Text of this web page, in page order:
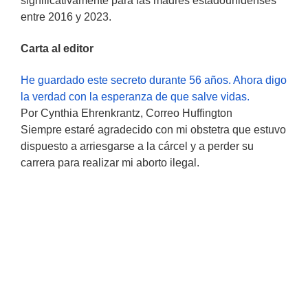
entre 2016 y 2023.
Carta al editor
He guardado este secreto durante 56 años. Ahora digo
la verdad con la esperanza de que salve vidas.
Por Cynthia Ehrenkrantz, Correo Huffington
Siempre estaré agradecido con mi obstetra que estuvo
dispuesto a arriesgarse a la cárcel y a perder su
carrera para realizar mi aborto ilegal.